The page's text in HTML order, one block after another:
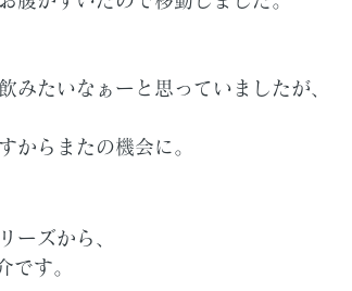
みたいなぁーと思っていましたが、
からまたの機会に。
ーズから、
です。